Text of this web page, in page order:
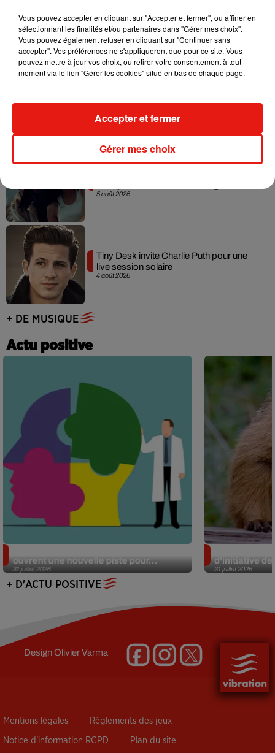
7 août 2026
dansant de l’année
collaboration tant attendue
5 août 2026
4 août 2026
Tiny Desk invite Charlie Puth pour une
live session solaire
+ DE MUSIQUE
Actu positive
31 juillet 2026
ouvrent une nouvelle piste pour...
31 juillet 2026
d’initiative
+ D'ACTU POSITIVE
DesignOlivier Varma
Mentions légales Règlements des jeux
Notice d’information RGPD Plan du site
Vous pouvez accepter en cliquant sur "Accepter et fermer", ou affiner en
sélectionnant les finalités et/ou partenaires dans "Gérer mes choix".
Vous pouvez également refuser en cliquant sur "Continuer sans
accepter". Vos préférences ne s'appliqueront que pour ce site. Vous
pouvez mettre à jour vos choix, ou retirer votre consentement à tout
moment via le lien "Gérer les cookies" situé en bas de chaque page.
Gérer mes choix
Accepter et fermer